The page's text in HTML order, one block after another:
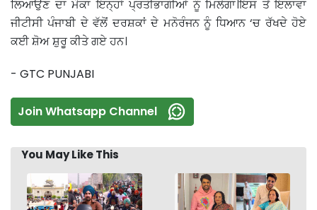
ਲਿਆਉਣ ਦਾ ਮੋੌਕਾ ਇਨ੍ਹਾਂ ਪ੍ਰਤੀਭਾਗੀਆਂ ਨੂੰ ਮਿਲੇਗਾ।ਇਸ ਤੋਂ ਇਲਾਵਾ
ਜੀਟੀਸੀ ਪੰਜਾਬੀ ਦੇ ਵੱਲੋਂ ਦਰਸ਼ਕਾਂ ਦੇ ਮਨੋਰੰਜਨ ਨੂੰ ਧਿਆਨ ‘ਚ ਰੱਖਦੇ ਹੋਏ
ਕਈ ਸ਼ੋਅ ਸ਼ੁਰੂ ਕੀਤੇ ਗਏ ਹਨ।
- GTC PUNJABI
Join Whatsapp Channel
You May Like This